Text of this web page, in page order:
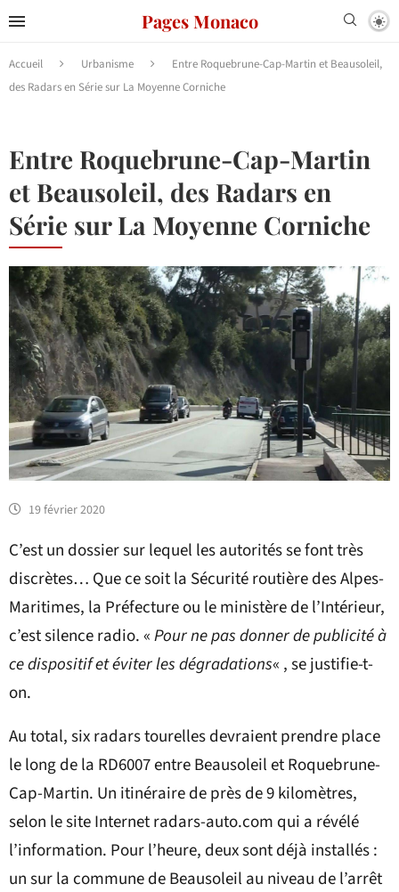
Pages Monaco
Accueil Urbanisme
Entre Roquebrune-Cap-Martin et Beausoleil,
des Radars en Série sur La Moyenne Corniche
Entre Roquebrune-Cap-Martin
et Beausoleil, des Radars en
Série sur La Moyenne Corniche
19 février 2020
C’est un dossier sur lequel les autorités se font très
discrètes… Que ce soit la Sécurité routière des Alpes-
Maritimes, la Préfecture ou le ministère de l’Intérieur,
c’est silence radio. «Pour ne pas donner de publicité à
ce dispositif et éviter les dégradations« , se justifie-t-
on.
Au total, six radars tourelles devraient prendre place
le long de la RD6007 entre Beausoleil et Roquebrune-
Cap-Martin. Un itinéraire de près de 9 kilomètres,
selon le site Internet radars-auto.com qui a révélé
l’information. Pour l’heure, deux sont déjà installés :
un sur la commune de Beausoleil au niveau de l’arrêt